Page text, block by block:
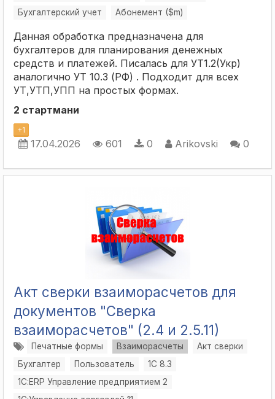
Бухгалтерский учет
Абонемент ($m)
Данная обработка предназначена для
бухгалтеров для планирования денежных
средств и платежей. Писалась для УТ1.2(Укр)
аналогично УТ 10.3 (РФ) . Подходит для всех
УТ,УТП,УПП на простых формах.
2 стартмани
+1
17.04.2026 601 0 Arikovski 0
Акт сверки взаиморасчетов для
документов "Сверка
взаиморасчетов" (2.4 и 2.5.11)
Печатные формы Взаиморасчеты
Акт сверки
Бухгалтер
Пользователь
1С 8.3
1С:ERP Управление предприятием 2